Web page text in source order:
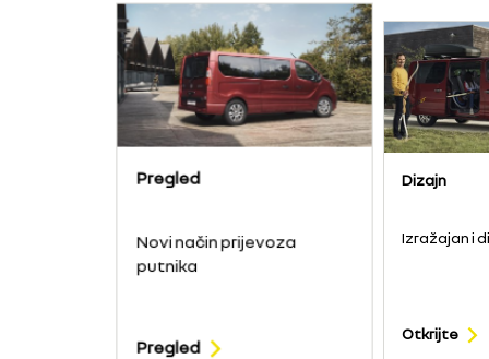
Pregled
Novi način prijevoza
putnika
Pregled
Dizajn
Izražajan i
Otkrijte